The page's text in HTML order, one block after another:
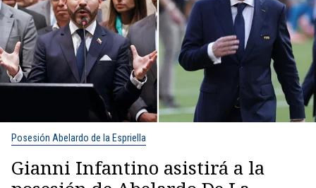
Posesión Abelardo de la Espriella
Gianni Infantino asistirá a la